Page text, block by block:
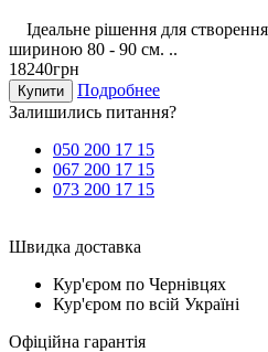
Ідеальне рішення для
шириною 80 - 90 см. ..
18240грн
Купити
Подробнее
Залишились питання?
050 200 17 15
067 200 17 15
073 200 17 15
Швидка доставка
Кур'єром по Чернівцях
Кур'єром по всій Україні
Офіційна гарантія